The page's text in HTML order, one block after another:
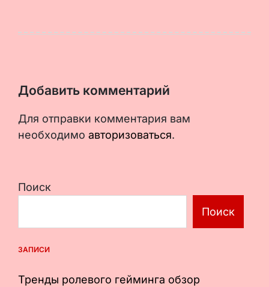
Добавить комментарий
Для отправки комментария вам
необходимо авторизоваться.
Поиск
Поиск
ЗАПИСИ
Тренды ролевого гейминга обзор